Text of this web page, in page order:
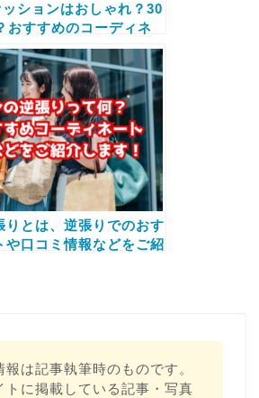
ションはおしゃれ？30
おすすめのコーディネ
どをご紹介します！
りとは、逆張りでのおす
や口コミ情報などをご紹
報は記事執筆時のものです。
トに掲載している記事・写真